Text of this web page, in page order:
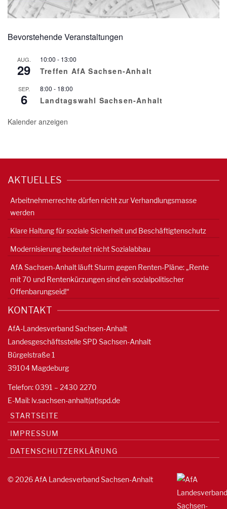
Bevorstehende Veranstaltungen
AUG.
29
10:00 - 13:00
Treffen AfA Sachsen-Anhalt
SEP.
6
8:00 - 18:00
Landtagswahl Sachsen-Anhalt
Kalender anzeigen
AKTUELLES
Arbeitnehmerrechte dürfen nicht zur Verhandlungsmasse
werden
Klare Haltung für soziale Sicherheit und Beschäftigtenschutz
Modernisierung bedeutet nicht Sozialabbau
AfA Sachsen-Anhalt läuft Sturm gegen Renten-Pläne: „Rente
mit 70 und Rentenkürzungen sind ein sozialpolitischer
Offenbarungseid!“
KONTAKT
AfA-Landesverband Sachsen-Anhalt
Landesgeschäftsstelle SPD Sachsen-Anhalt
Bürgelstraße 1
39104 Magdeburg
Telefon: 0391 – 2430 2270
E-Mail: lv.sachsen-anhalt(at)spd.de
STARTSEITE
IMPRESSUM
DATENSCHUTZERKLÄRUNG
© 2026 AfA Landesverband Sachsen-Anhalt